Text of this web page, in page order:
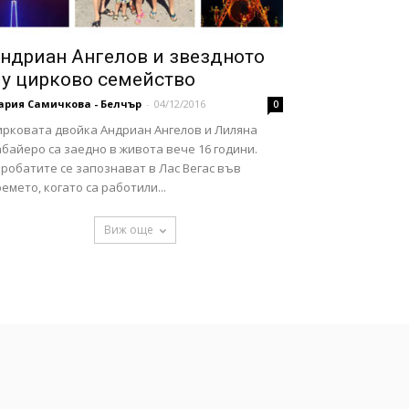
Ангелов и звездното
цирково семейство
Самичкова - Белчър - 04/12/2016 0
двойка Андриан Ангелов и Лиляна
са заедно в живота вече 16 години.
се запознават в Лас Вегас във
когато са работили...
Виж още